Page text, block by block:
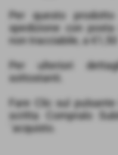
Per questo
spedizione con posta
non tracciabile, a €1,50
Per ulteriori
sottostanti.
Fare Clic sul
scritta Compralo
´acquisto.